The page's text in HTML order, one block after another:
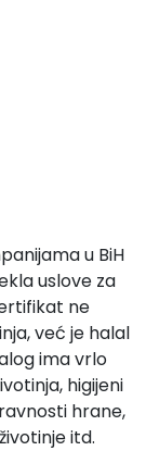
u BiH
uslove za
ne
već je halal
ima vrlo
higijeni
hrane,
itd.